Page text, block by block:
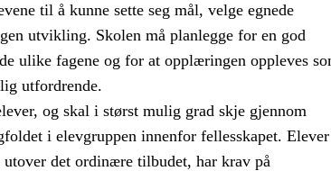
til å kunne sette seg mål, velge egnede
utvikling. Skolen må planlegge for en god
ulike fagene og for at opplæringen oppleves
utfordrende.
og skal i størst mulig grad skje gjennom
i elevgruppen innenfor fellesskapet. Elever
det ordinære tilbudet, har krav på